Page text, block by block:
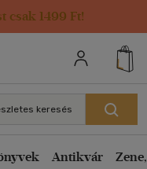
csak 1499 Ft!
keresés
Antikvár